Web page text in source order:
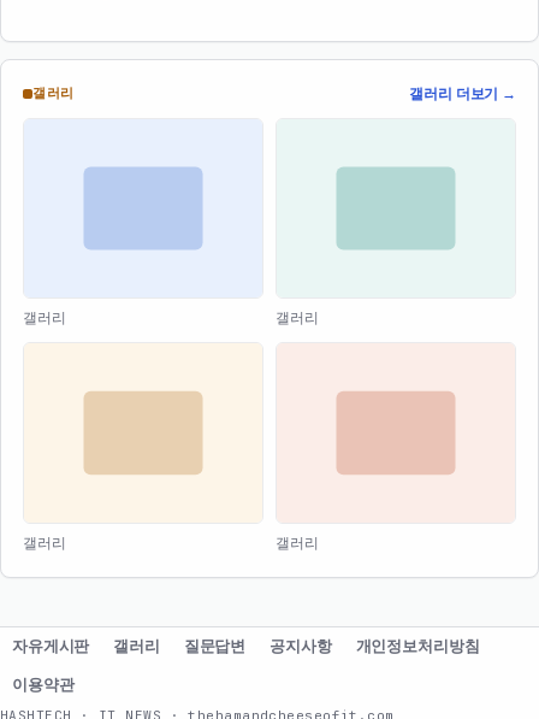
갤러리 갤러리 더보기 →
갤러리 갤러리
갤러리 갤러리
자유게시판 갤러리 질문답변 공지사항
개인정보처리방침
이용약관
HASHTECH · IT NEWS · thehamandcheeseofit.com